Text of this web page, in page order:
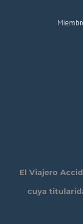
El Viajero
cuya